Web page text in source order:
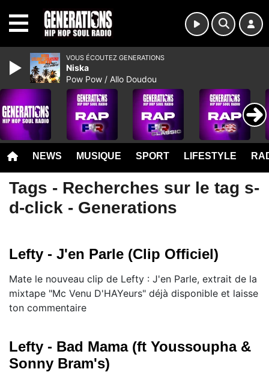
NEWS MUSIQUE SPORT LIFESTYLE
Tags - Recherches sur le tag s-
d-click - Generations
Lefty - J'en Parle (Clip Officiel)
Mate le nouveau clip de Lefty : J'en Parle, extrait de la
mixtape "Mc Venu D'HAYeurs" déjà disponible et laisse
ton commentaire
Lefty - Bad Mama (ft Youssoupha &
Sonny Bram's)
VOUS ÉCOUTEZ GENERATIONS
Niska
Pow Pow / Allo Doudou